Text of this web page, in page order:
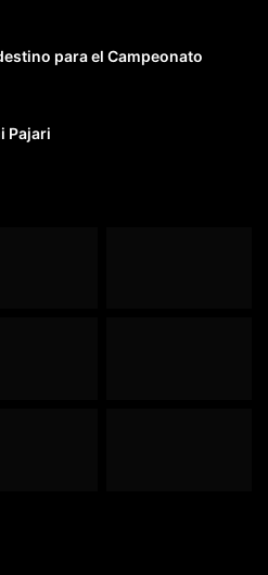
para el Campeonato
Pajari